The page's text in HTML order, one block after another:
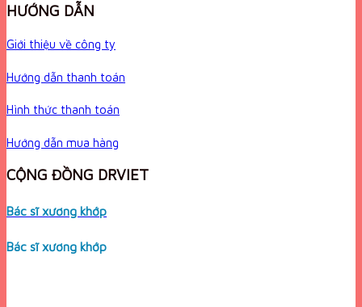
HƯỚNG DẪN
Giới thiệu về công ty
Hướng dẫn thanh toán
Hình thức thanh toán
Hướng dẫn mua hàng
CỘNG ĐỒNG DRVIET
Bác sĩ xương khớp
Bác sĩ xương khớp